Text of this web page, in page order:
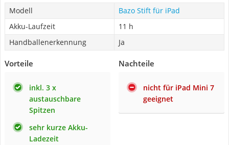
Modell
Bazo Stift für iPad
Akku-Laufzeit
11 h
Handballenerkennung
Ja
Vorteile
inkl. 3 x
austauschbare
Spitzen
sehr kurze Akku-
Ladezeit
Nachteile
nicht für iPad Mini 7
geeignet